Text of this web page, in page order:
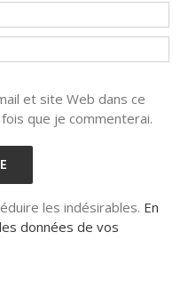
et site Web dans ce
que je commenterai.
les indésirables. En
données de vos